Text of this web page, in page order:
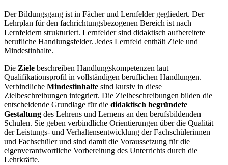
Der Bildungsgang ist in Fächer und Lernfelder gegliedert. Der
Lehrplan für den fachrichtungsbezogenen Bereich ist nach
Lernfeldern strukturiert. Lernfelder sind didaktisch aufbereitete
berufliche Handlungsfelder. Jedes Lernfeld enthält Ziele und
Mindestinhalte.
Die Ziele beschreiben Handlungskompetenzen laut
Qualifikationsprofil in vollständigen beruflichen Handlungen.
Verbindliche Mindestinhalte sind kursiv in diese
Zielbeschreibungen integriert. Die Zielbeschreibungen bilden die
entscheidende Grundlage für die didaktisch begründete
Gestaltung des Lehrens und Lernens an den berufsbildenden
Schulen. Sie geben verbindliche Orientierungen über die Qualität
der Leistungs- und Verhaltensentwicklung der Fachschülerinnen
und Fachschüler und sind damit die Voraussetzung für die
eigenverantwortliche Vorbereitung des Unterrichts durch die
Lehrkräfte.